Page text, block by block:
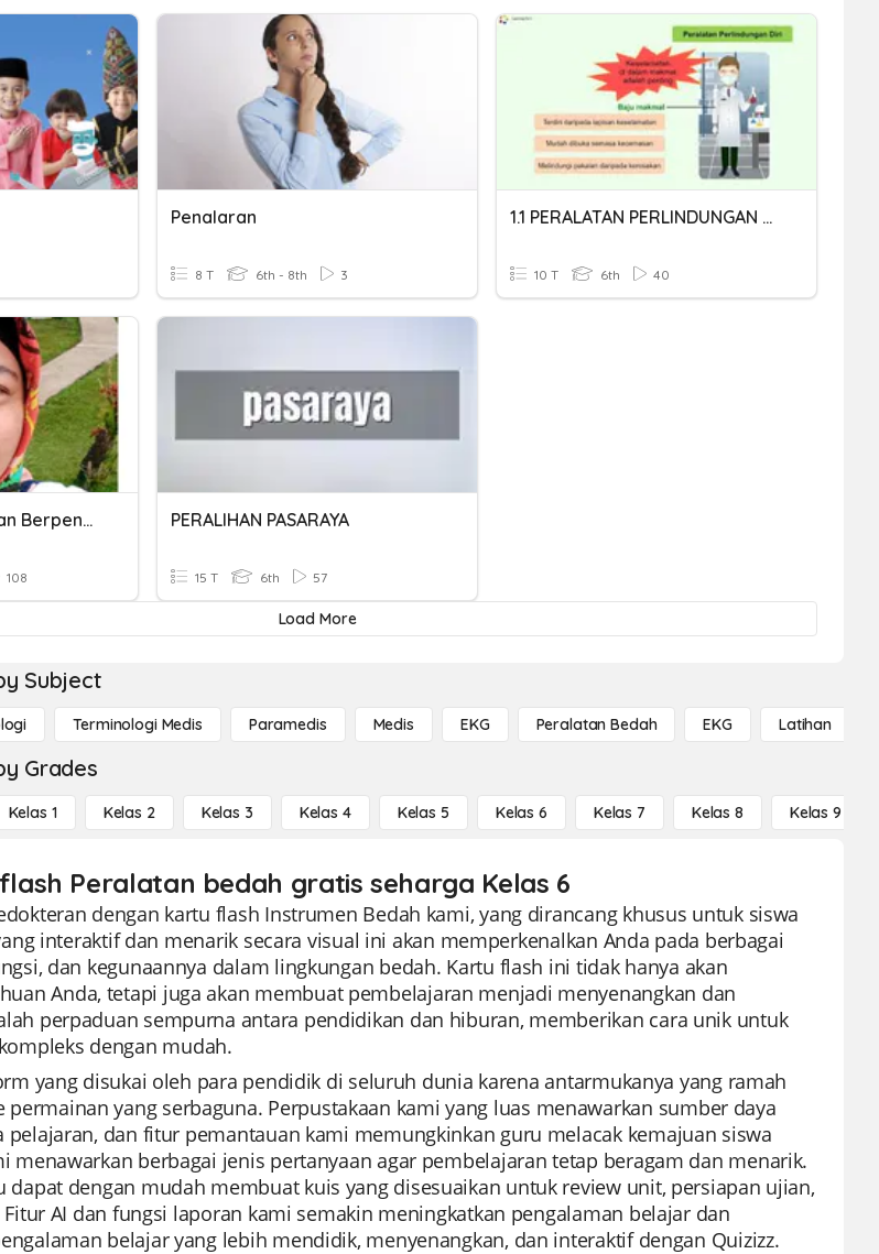
Penalaran
8 T 6th - 8th 3
1.1 PERALATAN PERLINDUNGAN DIRI
10 T 6th 40
Penjumlahan Pecahan Berpenyebut Beda
108
PERALIHAN PASARAYA
15 T 6th 57
Load More
Subject
Terminologi Medis Paramedis Medis EKG Peralatan Bedah EKG Latihan
Grades
Kelas 1 Kelas 2 Kelas 3 Kelas 4 Kelas 5 Kelas 6 Kelas 7 Kelas 8 Kelas 9
Peralatan bedah gratis seharga Kelas 6
dengan kartu flash Instrumen Bedah kami, yang dirancang khusus untuk siswa
interaktif dan menarik secara visual ini akan memperkenalkan Anda pada berbagai
dan kegunaannya dalam lingkungan bedah. Kartu flash ini tidak hanya akan
Anda, tetapi juga akan membuat pembelajaran menjadi menyenangkan dan
perpaduan sempurna antara pendidikan dan hiburan, memberikan cara unik untuk
dengan mudah.
yang disukai oleh para pendidik di seluruh dunia karena antarmukanya yang ramah
permainan yang serbaguna. Perpustakaan kami yang luas menawarkan sumber daya
pelajaran, dan fitur pemantauan kami memungkinkan guru melacak kemajuan siswa
menawarkan berbagai jenis pertanyaan agar pembelajaran tetap beragam dan menarik.
dapat dengan mudah membuat kuis yang disesuaikan untuk review unit, persiapan ujian,
AI dan fungsi laporan kami semakin meningkatkan pengalaman belajar dan
belajar yang lebih mendidik, menyenangkan, dan interaktif dengan Quizizz.